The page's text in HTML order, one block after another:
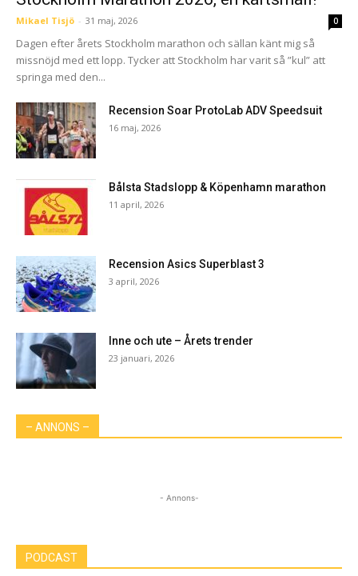
Mikael Tisjö - 31 maj, 2026 0
Dagen efter årets Stockholm marathon och sällan känt mig så
missnöjd med ett lopp. Tycker att Stockholm har varit så ”kul” att
springa med den...
Recension Soar ProtoLab ADV Speedsuit
16 maj, 2026
Bålsta Stadslopp & Köpenhamn marathon
11 april, 2026
Recension Asics Superblast 3
3 april, 2026
Inne och ute – Årets trender
23 januari, 2026
– ANNONS –
- Annons-
PODCAST